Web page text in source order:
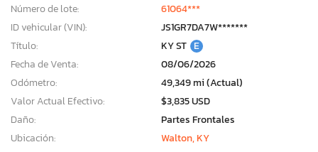
Número de lote:
61064***
ID vehicular (VIN):
JS1GR7DA7W*******
Título:
KY ST E
Fecha de Venta:
08/06/2026
Odómetro:
49,349 mi (Actual)
Valor Actual Efectivo:
$3,835 USD
Daño:
Partes Frontales
Ubicación:
Walton, KY